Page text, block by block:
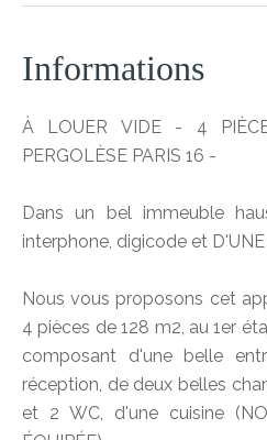
Informations
À LOUER VIDE - 4
PERGOLÈSE PARIS 16 -
Dans un bel immeuble
interphone, digicode et D'UNE
Nous vous proposons cet
4 pièces de 128 m2, au 1er
composant d'une belle
réception, de deux belles
et 2 WC, d'une cuisine